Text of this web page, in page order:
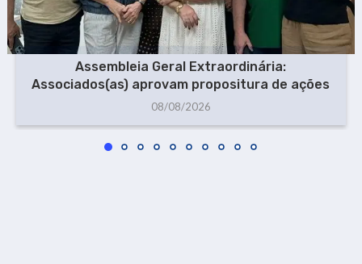
Assembleia Geral Extraordinária:
Associados(as) aprovam propositura de ações
08/08/2026